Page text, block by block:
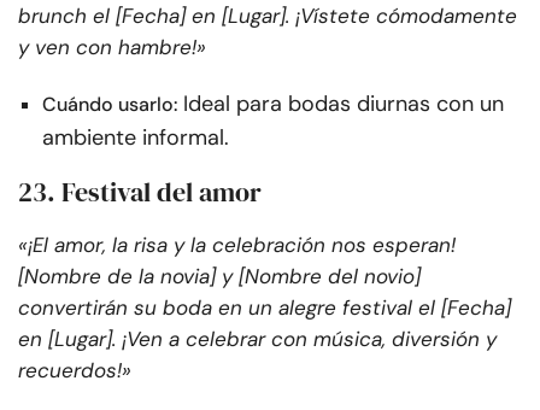
brunch el [Fecha] en [Lugar]. ¡Vístete cómodamente
y ven con hambre!»
Cuándo usarlo: Ideal para bodas diurnas con un
ambiente informal.
23. Festival del amor
«¡El amor, la risa y la celebración nos esperan!
[Nombre de la novia] y [Nombre del novio]
convertirán su boda en un alegre festival el [Fecha]
en [Lugar]. ¡Ven a celebrar con música, diversión y
recuerdos!»